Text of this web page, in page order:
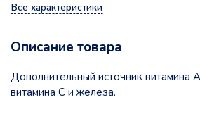
Все характеристики
Описание товара
Дополнительный источник витамина
витамина С и железа.